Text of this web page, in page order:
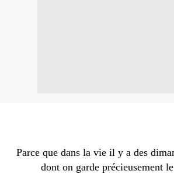
Parce que dans la vie il y a des
dont on garde précieusement